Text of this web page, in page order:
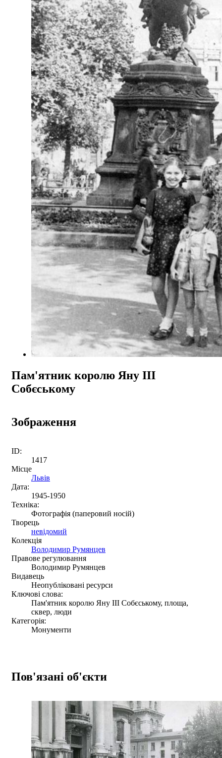
Пам'ятник королю Яну ІІІ
Собєському
Зображення
ID:
1417
Місце
Львів
Дата:
1945-1950
Техніка:
Фотографія (паперовий носій)
Творець
невідомий
Колекція
Володимир Румянцев
Правове регулювання
Володимир Румянцев
Видавець
Неопубліковані ресурси
Ключові слова:
Пам'ятник королю Яну ІІІ Собєському, площа,
сквер, люди
Категорія:
Монументи
Пов'язані об'єкти